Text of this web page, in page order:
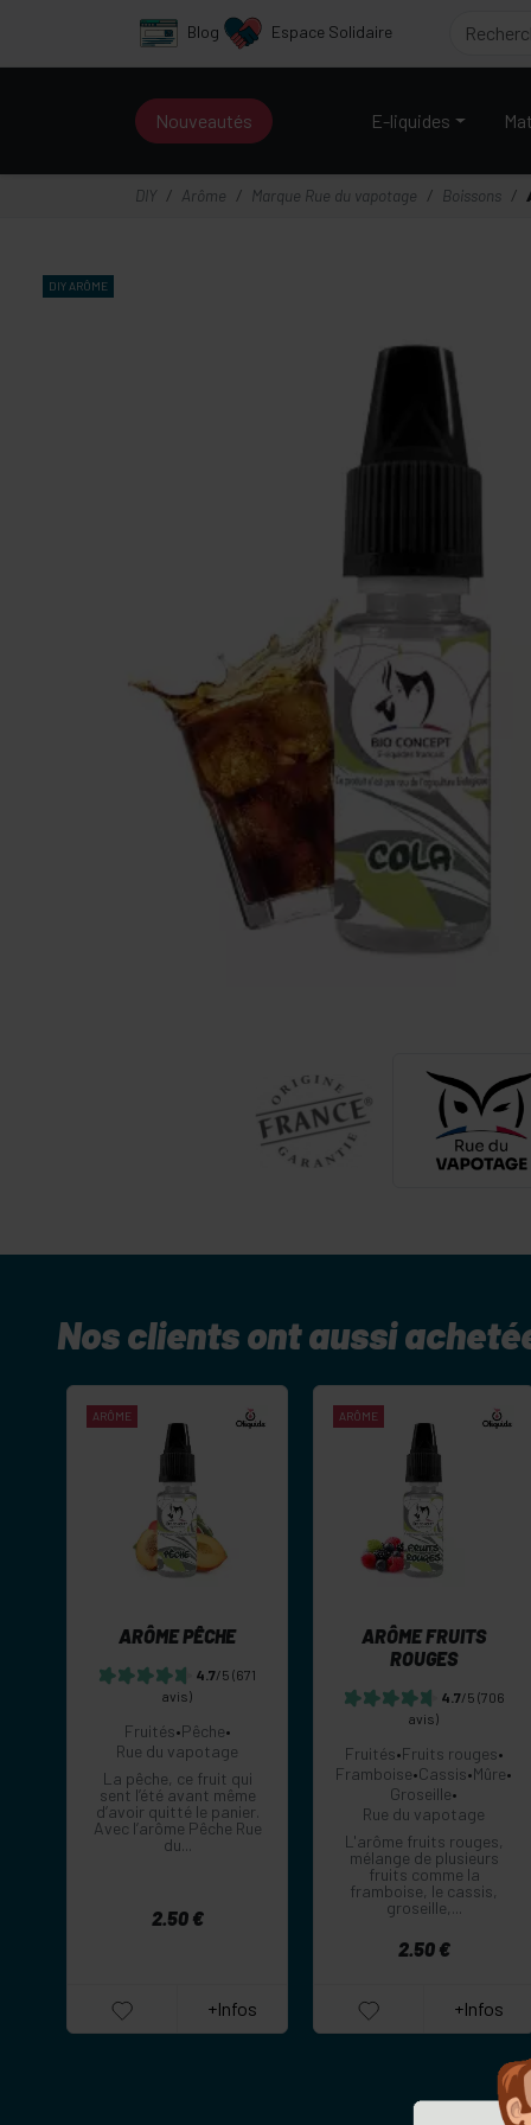
Blog Espace Solidaire
Nouveautés E-liquides
DIY Arôme Marque Rue du vapotage Boissons
DIY ARÔME
Nos clients ont aussi
ARÔME
Commander
ARÔME PÊCHE
4.7/5 (671
avis)
Fruités•Pêche•
Rue du vapotage
La pêche, ce fruit qui
sent l’été avant même
d’avoir quitté le panier.
Avec l’arôme Pêche Rue
du...
2.50 €
+Infos
ARÔME
Commander
ARÔME FRUITS
ROUGES
4.7/5 (706
avis)
Fruités•Fruits rouges•
Framboise•Cassis•Mûre•
Groseille•
Rue du vapotage
L'arôme fruits rouges,
mélange de plusieurs
fruits comme la
framboise, le cassis,
groseille,...
2.50 €
+Infos
Panneau de gestion des cookies